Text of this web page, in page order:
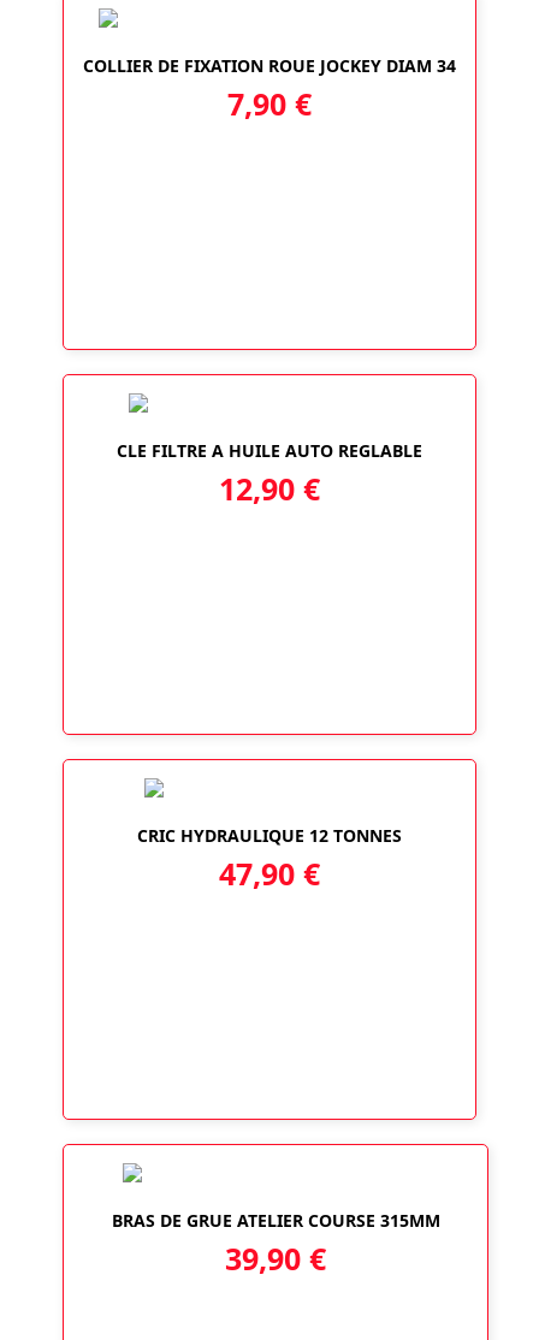
COLLIER DE FIXATION ROUE JOCKEY DIAM 34
7,90 €
CLE FILTRE A HUILE AUTO REGLABLE
12,90 €
CRIC HYDRAULIQUE 12 TONNES
47,90 €
BRAS DE GRUE ATELIER COURSE 315MM
39,90 €